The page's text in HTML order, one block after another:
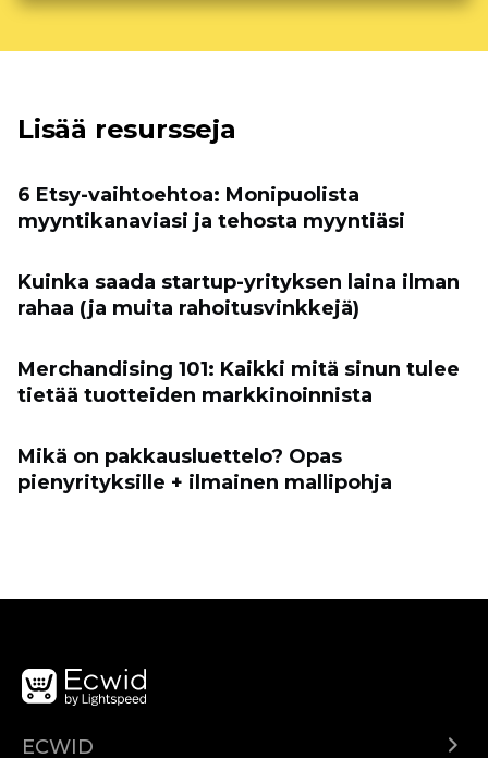
Lisää resursseja
6 Etsy-vaihtoehtoa: Monipuolista
myyntikanaviasi ja tehosta myyntiäsi
Kuinka saada startup-yrityksen laina ilman
rahaa (ja muita rahoitusvinkkejä)
Merchandising 101: Kaikki mitä sinun tulee
tietää tuotteiden markkinoinnista
Mikä on pakkausluettelo? Opas
pienyrityksille + ilmainen mallipohja
ECWID